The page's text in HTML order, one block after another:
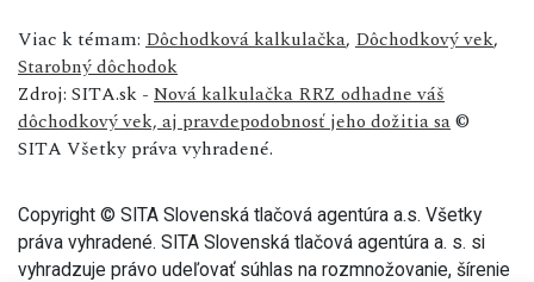
Viac k témam: Dôchodková kalkulačka, Dôchodkový vek,
Starobný dôchodok
Zdroj: SITA.sk - Nová kalkulačka RRZ odhadne váš
dôchodkový vek, aj pravdepodobnosť jeho dožitia sa©
SITA Všetky práva vyhradené.
Copyright © SITA Slovenská tlačová agentúra a.s. Všetky
práva vyhradené. SITA Slovenská tlačová agentúra a. s. si
vyhradzuje právo udeľovať súhlas na rozmnožovanie, šírenie